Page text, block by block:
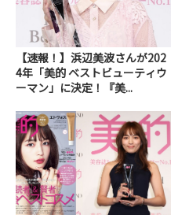
【速報！】浜辺美波さんが202
4年「美的 ベストビューティウ
ーマン」に決定！『美...